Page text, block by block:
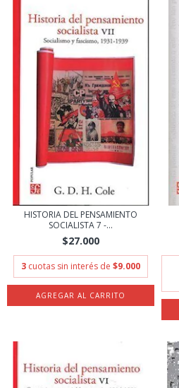
HISTORIA DEL PENSAMIENTO
SOCIALISTA 7 -...
$27.000
3 cuotas sin interés de $9.000